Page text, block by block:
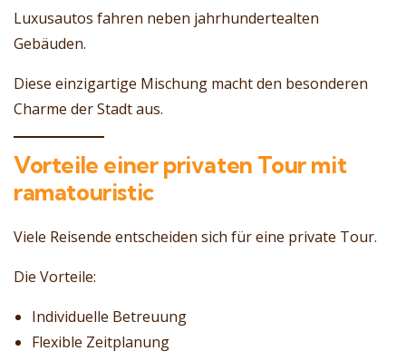
Luxusautos fahren neben jahrhundertealten
Gebäuden.
Diese einzigartige Mischung macht den besonderen
Charme der Stadt aus.
Vorteile einer privaten Tour mit
ramatouristic
Viele Reisende entscheiden sich für eine private Tour.
Die Vorteile:
Individuelle Betreuung
Flexible Zeitplanung